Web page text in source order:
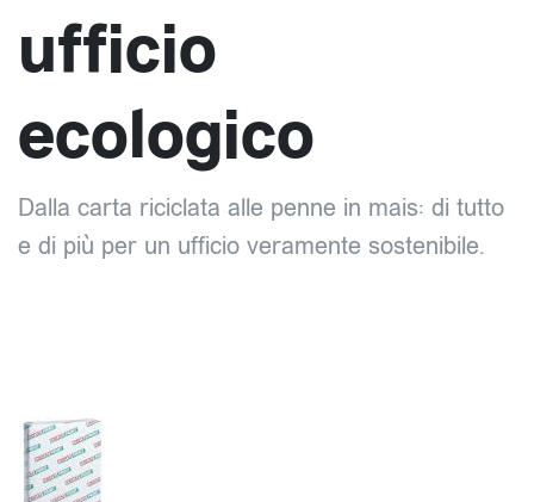
ufficio
ecologico
Dalla carta riciclata alle penne in mais: di tutto
e di più per un ufficio veramente sostenibile.